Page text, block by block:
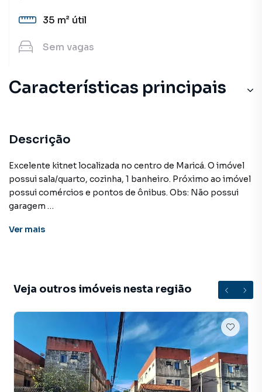
35 m² útil
Sem vagas
Características principais
Descrição
Excelente kitnet localizada no centro de Maricá. O imóvel
possui sala/quarto, cozinha, 1 banheiro. Próximo ao imóvel
possui comércios e pontos de ônibus. Obs: Não possui
garagem
VALOR DE LOCAÇÃO: R$ 800,00+ TAXAS.
DEMAIS TAXAS PODERÃO SER INFORMADAS DURANTE
Kitnet para Aluguel em região valorizada do bairro
CENTRO, em Maricá. Não encontrou o que procurava ou
deseja mais informações sobre Kitnet em Maricá? Entre
em contato com nossa equipe pelo telefone (21) 2637-
Ver mais
Veja outros imóveis nesta região